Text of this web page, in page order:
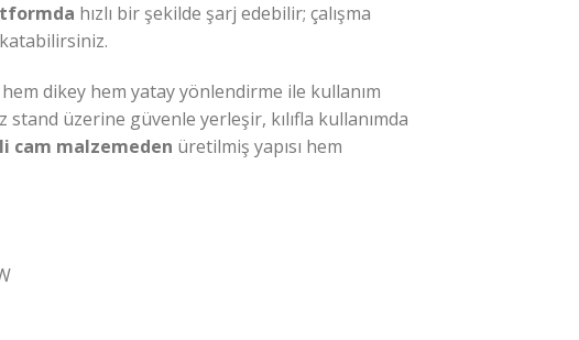
hızlı bir şekilde şarj edebilir; çalışma
dikey hem yatay yönlendirme ile kullanım
stand üzerine güvenle yerleşir, kılıfla kullanımda
cam malzemeden üretilmiş yapısı hem